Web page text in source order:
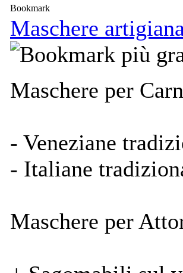
Bookmark
Maschere
Maschere per
- Veneziane
- Italiane
Maschere per